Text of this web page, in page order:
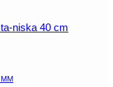
niska 40 cm